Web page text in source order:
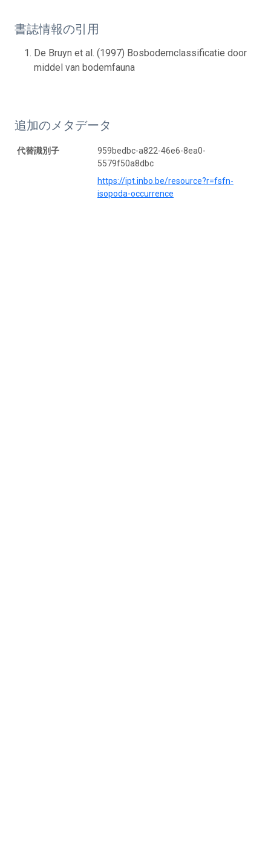
書誌情報の引用
De Bruyn et al. (1997) Bosbodemclassificatie door
middel van bodemfauna
追加のメタデータ
代替識別子
959bedbc-a822-46e6-8ea0-
5579f50a8dbc
https://ipt.inbo.be/resource?r=fsfn-
isopoda-occurrence